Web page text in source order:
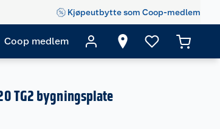
Kjøpeutbytte som Coop-medlem
Coop medlem
TG2 bygningsplate